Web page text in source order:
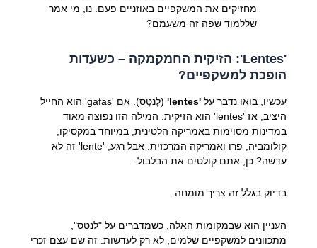
מחזיקים את המשקפיים באוזניים פעם. נו, מי אמר
שללמוד שפה זה משעמם?
'Lentes': הזיקית החמקמקה – כשעדות
הופכת למשקפיים?
עכשיו, בואו נדבר על 'lentes'
(לֶנטֶס). אם 'gafas' הוא החייל
היציב, אז 'lentes' הוא הזיקית. המילה הזו נפוצה מאוד
במדינות מסוימות באמריקה הלטינית, במיוחד במקסיקו,
קולומביה, פרו ואמריקה המרכזית. אבל רגע, 'lente' זה לא
עדשה? כן, אתם קולטים את הבלבול.
בדיוק בגלל זה צריך מומחה.
העניין הוא שבמקומות האלה, כשמדברים על "לנטס",
מתכוונים למשקפיים שלמים, לא רק לעדשות. זה שם עצם זכרי